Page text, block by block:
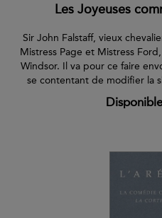
Les Joyeuses
Sir John Falstaff, vieux
Mistress Page et Mistress
Windsor. Il va pour ce faire
se contentant de modifier la
Disponible